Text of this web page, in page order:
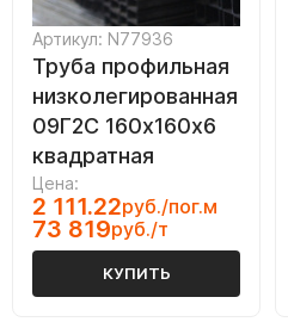
Артикул: N77936
Труба профильная
низколегированная
09Г2С 160х160х6
квадратная
Цена:
2 111.22руб./пог.м
73 819руб./т
КУПИТЬ